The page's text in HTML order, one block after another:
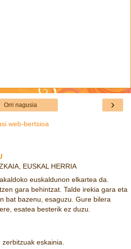
›
Orri nagusia
web-bertsioa
EUSKAL HERRIA
euskaldunon elkartea da.
gara behintzat. Talde irekia gara eta
bat bazenu, esaguzu. Gure bilera
esatea besterik ez duzu.
zerbitzuak eskainia.